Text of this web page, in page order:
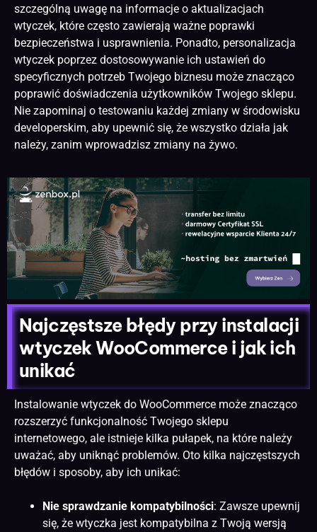
szczególną uwagę na informacje o aktualizacjach
wtyczek, które często zawierają ważne poprawki
bezpieczeństwa i usprawnienia. Ponadto, personalizacja
wtyczek poprzez dostosowywanie ich ustawień do
specyficznych potrzeb Twojego biznesu może znacząco
poprawić doświadczenia użytkowników Twojego sklepu.
Nie zapominaj o testowaniu każdej zmiany w środowisku
developerskim, aby upewnić się, że wszystko działa jak
należy, zanim wprowadzisz zmiany na żywo.
Najczęstsze błędy przy instalacji
wtyczek WooCommerce i jak ich
unikać
Instalowanie wtyczek do WooCommerce może znacząco
rozszerzyć funkcjonalność Twojego sklepu
internetowego, ale istnieje kilka pułapek, na które należy
uważać, aby uniknąć problemów. Oto kilka najczęstszych
błędów i sposoby, aby ich unikać:
Nie sprawdzanie kompatybilności: Zawsze upewnij
się, że wtyczka jest kompatybilna z Twoją wersją